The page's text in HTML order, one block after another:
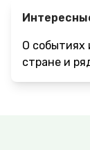
О событиях
стране и